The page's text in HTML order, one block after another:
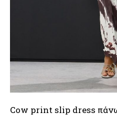
Cow print slip dress